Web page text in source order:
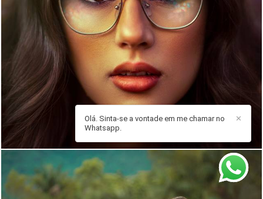
1102
✕
Olá. Sinta-se a vontade em me chamar no
Whatsapp.